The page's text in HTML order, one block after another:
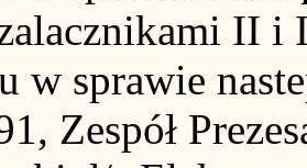
II
w sprawie
Zespół